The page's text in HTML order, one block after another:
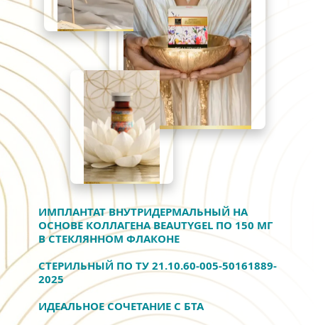
ИМПЛАНТАТ ВНУТРИДЕРМАЛЬНЫЙ НА
ОСНОВЕ КОЛЛАГЕНА BEAUTYGEL ПО 150 МГ
В СТЕКЛЯННОМ ФЛАКОНЕ
СТЕРИЛЬНЫЙ ПО ТУ 21.10.60-005-50161889-
2025
ИДЕАЛЬНОЕ СОЧЕТАНИЕ С БТА